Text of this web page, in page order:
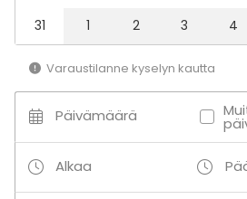
31
1 2 3 4
Varaustilanne kyselyn kautta
Päivämäärä
Alkaa